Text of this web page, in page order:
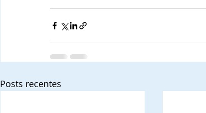
Posts recentes